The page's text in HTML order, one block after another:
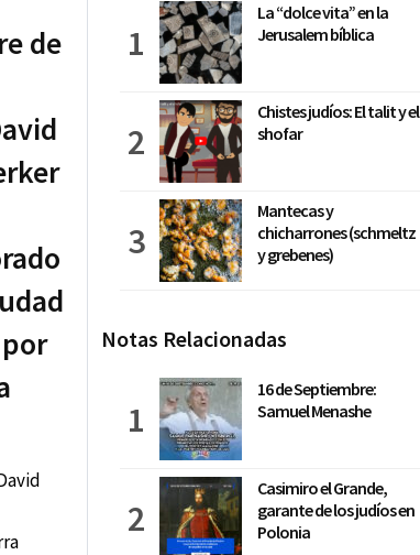
de
La “dolce vita” en la
Jerusalem bíblica
Chistes judíos: El talit y el
shofar
Mantecas y
chicharrones (schmeltz
y grebenes)
Notas Relacionadas
16 de Septiembre:
Samuel Menashe
Casimiro el Grande,
garante de los judíos en
Polonia